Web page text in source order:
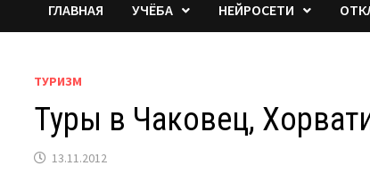
ГЛАВНАЯ УЧЁБА НЕЙРОСЕТИ
ТУРИЗМ
Туры в Чаковец,
13.11.2012